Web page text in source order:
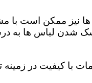
ها نیز ممکن است با
شدن لباس ها به
با کیفیت در زمینه